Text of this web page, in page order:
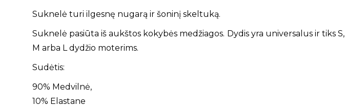
Suknelė turi ilgesnę nugarą ir šoninį skeltuką.
Suknelė pasiūta iš aukštos kokybės medžiagos. Dydis yra universalus ir tiks S,
M arba L dydžio moterims.
Sudėtis:
90% Medvilnė,
10% Elastane